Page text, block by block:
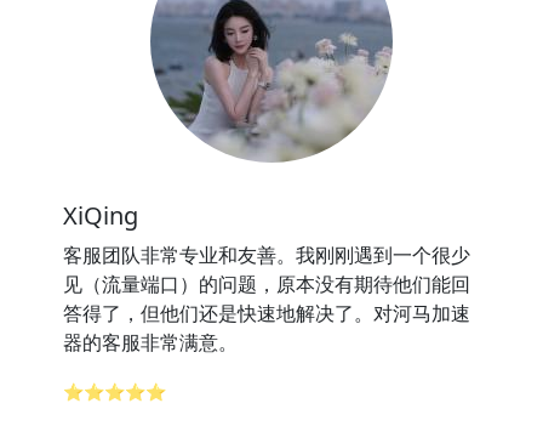
XiQing
客服团队非常专业和友善。我刚刚遇到一个很少
见（流量端口）的问题，原本没有期待他们能回
答得了，但他们还是快速地解决了。对河马加速
器的客服非常满意。
⭐⭐⭐⭐⭐